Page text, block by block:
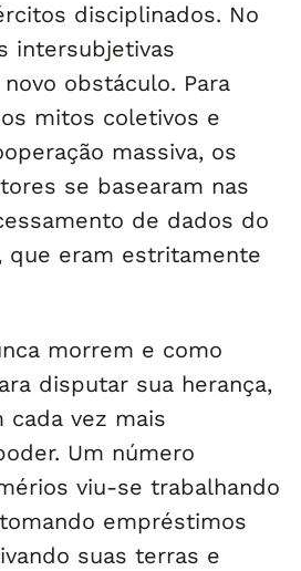
disciplinados. No
intersubjetivas
obstáculo. Para
mitos coletivos e
massiva, os
se basearam nas
de dados do
que eram estritamente
morrem e como
disputar sua herança,
cada vez mais
Um número
viu-se trabalhando
empréstimos
suas terras e